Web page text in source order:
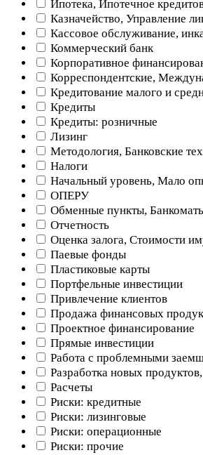
Ипотека, Ипотечное
Казначейство, Управление
Кассовое обслуживание,
Коммерческий банк
Корпоративное
Корреспондентские,
Кредитование малого и
Кредиты
Кредиты: розничные
Лизинг
Методология, Банковские
Налоги
Начальный уровень, Мало
ОПЕРУ
Обменные пункты,
Отчетность
Оценка залога, Стоимости
Паевые фонды
Пластиковые карты
Портфельные инвестиции
Привлечение клиентов
Продажа финансовых
Проектное финансирование
Прямые инвестиции
Работа с проблемными
Разработка новых
Расчеты
Риски: кредитные
Риски: лизинговые
Риски: операционные
Риски: прочие